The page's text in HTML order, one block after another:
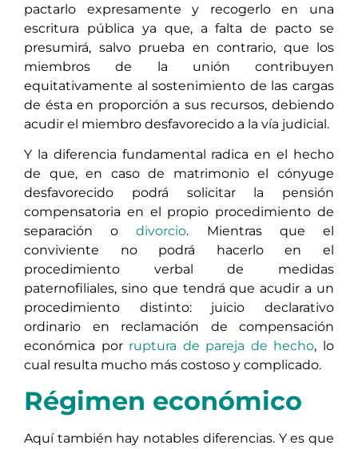
pactarlo expresamente y recogerlo en una
escritura pública ya que, a falta de pacto se
presumirá, salvo prueba en contrario, que los
miembros de la unión contribuyen
equitativamente al sostenimiento de las cargas
de ésta en proporción a sus recursos, debiendo
acudir el miembro desfavorecido a la vía judicial.
Y la diferencia fundamental radica en el hecho
de que, en caso de matrimonio el cónyuge
desfavorecido podrá solicitar la pensión
compensatoria en el propio procedimiento de
separación odivorcio. Mientras que el
conviviente no podrá hacerlo en el
procedimiento verbal de medidas
paternofiliales, sino que tendrá que acudir a un
procedimiento distinto: juicio declarativo
ordinario en reclamación de compensación
económica por ruptura de pareja de hecho, lo
cual resulta mucho más costoso y complicado.
Régimen económico
Aquí también hay notables diferencias. Y es que